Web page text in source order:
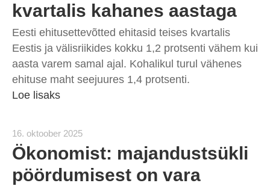
kvartalis kahanes aastaga
Eesti ehitusettevõtted ehitasid teises kvartalis
Eestis ja välisriikides kokku 1,2 protsenti vähem kui
aasta varem samal ajal. Kohalikul turul vähenes
ehituse maht seejuures 1,4 protsenti.
Loe lisaks
16. oktoober 2025
Ökonomist: majandustsükli
pöördumisest on vara